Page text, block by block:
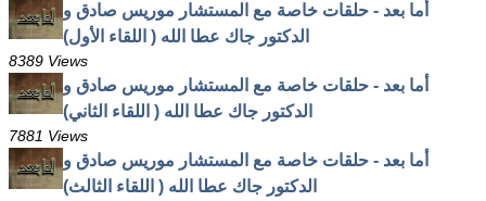
أما بعد - حلقات خاصة مع المستشار موريس صادق و
الدكتور جاك عطا الله ( اللقاء الأول)
8389 Views
أما بعد - حلقات خاصة مع المستشار موريس صادق و
الدكتور جاك عطا الله ( اللقاء الثاني)
7881 Views
أما بعد - حلقات خاصة مع المستشار موريس صادق و
الدكتور جاك عطا الله ( اللقاء الثالث)